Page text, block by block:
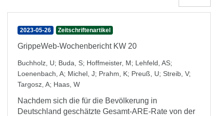
2023-05-26 Zeitschriftenartikel
GrippeWeb-Wochenbericht KW 20
Buchholz, U; Buda, S; Hoffmeister, M; Lehfeld, AS;
Loenenbach, A; Michel, J; Prahm, K; Preuß, U; Streib, V;
Targosz, A; Haas, W
Nachdem sich die für die Bevölkerung in
Deutschland geschätzte Gesamt-ARE-Rate von der